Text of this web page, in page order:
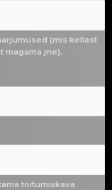
(mis kellast
magama jne).
toitumiskava